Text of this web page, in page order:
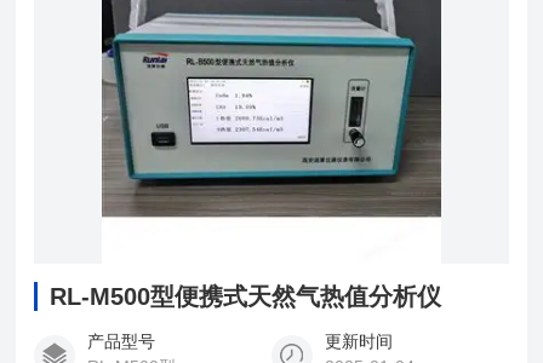
RL-M500型便携式天然气热值分析仪
产品型号
更新时间